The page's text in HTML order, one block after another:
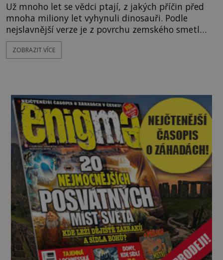
Už mnoho let se vědci ptají, z jakých příčin před
mnoha miliony let vyhynuli dinosauři. Podle
nejslavnější verze je z povrchu zemského smetl
obří asteroid. Nová teorie však naznačuje, že
mnohem významnější byl jiný činitel. Neuvěřitelná
ZOBRAZIT VÍCE